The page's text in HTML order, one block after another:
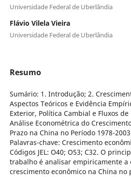
Universidade Federal de Uberlândia
Flávio Vilela Vieira
Universidade Federal de Uberlândia
Resumo
Sumário: 1. Introdução; 2.
Aspectos Teóricos e Evidência
Exterior, Política Cambial e Fluxos
Análise Econométrica do
Prazo na China no Período 1978-
Palavras-chave: Crescimento
Códigos JEL: O40; O53; C32. O
trabalho é analisar empiricamente a
crescimento econômico na China no